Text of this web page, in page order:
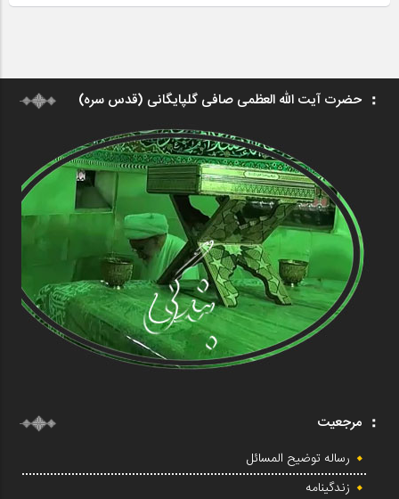
حضرت آیت الله العظمی صافی گلپایگانی (قدس سره)
مرجعیت
رساله توضیح المسائل
زندگینامه